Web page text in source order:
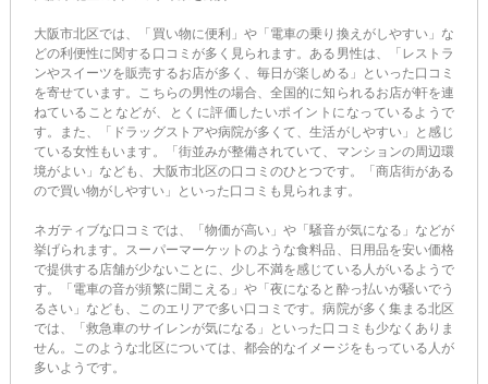
大阪市北区では、「買い物に便利」や「電車の乗り換えがしやすい」な
どの利便性に関する口コミが多く見られます。ある男性は、「レストラ
ンやスイーツを販売するお店が多く、毎日が楽しめる」といった口コミ
を寄せています。こちらの男性の場合、全国的に知られるお店が軒を連
ねていることなどが、とくに評価したいポイントになっているようで
す。また、「ドラッグストアや病院が多くて、生活がしやすい」と感じ
ている女性もいます。「街並みが整備されていて、マンションの周辺環
境がよい」なども、大阪市北区の口コミのひとつです。「商店街がある
ので買い物がしやすい」といった口コミも見られます。
ネガティブな口コミでは、「物価が高い」や「騒音が気になる」などが
挙げられます。スーパーマーケットのような食料品、日用品を安い価格
で提供する店舗が少ないことに、少し不満を感じている人がいるようで
す。「電車の音が頻繁に聞こえる」や「夜になると酔っ払いが騒いでう
るさい」なども、このエリアで多い口コミです。病院が多く集まる北区
では、「救急車のサイレンが気になる」といった口コミも少なくありま
せん。このような北区については、都会的なイメージをもっている人が
多いようです。